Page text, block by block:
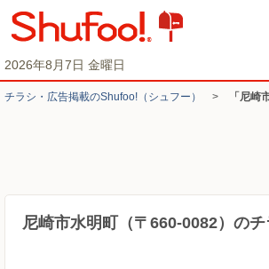
2026年8月7日 金曜日
チラシ・​広告掲載の​Shufoo!​（シュフー） > 「尼
尼崎市水明町（〒660-0082）の